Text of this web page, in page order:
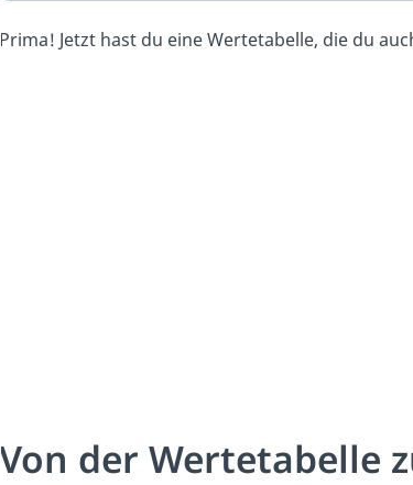
Prima! Jetzt hast du eine Wertetabelle, die du
Von der Wertetabelle